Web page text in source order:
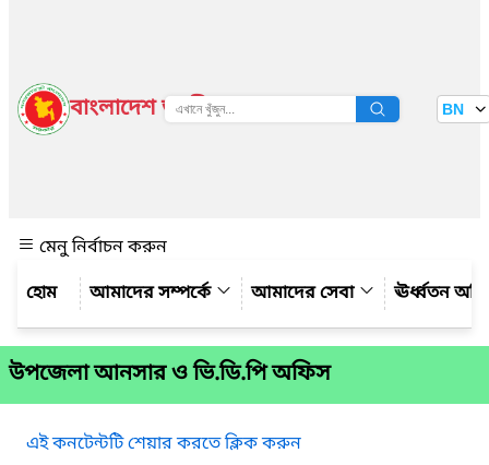
বাংলাদেশ জাতীয় তথ্য বাতায়ন BN
মেনু নির্বাচন করুন
আমাদের সম্পর্কে
আমাদের সেবা ঊর্ধ্বতন
উপজেলা আনসার ও ভি.ডি.পি অফিস
এই কনটেন্টটি শেয়ার করতে ক্লিক করুন